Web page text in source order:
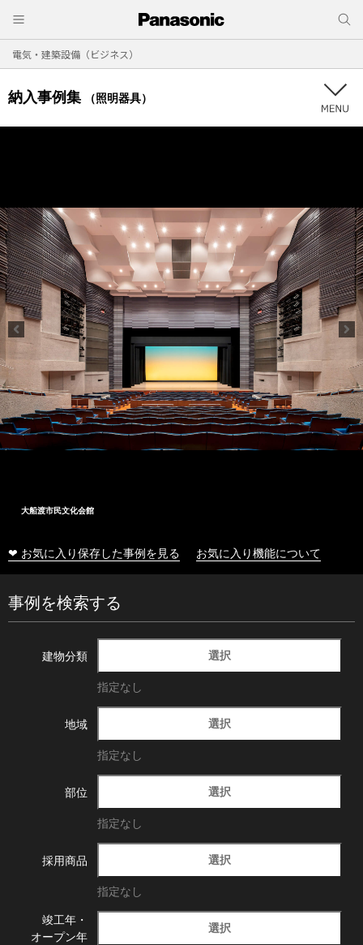
電気・建築設備（ビジネス）
納入事例集 （照明器具）
大船渡市民文化会館
❤ お気に入り保存した事例を見る お気に入り機能について
事例を検索する
建物分類 選択
指定なし
地域 選択
指定なし
部位 選択
指定なし
採用商品 選択
指定なし
竣工年・
オープン年
選択